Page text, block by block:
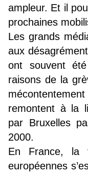
ampleur. Et il
prochaines
Les grands
aux
ont souvent
raisons de la
remontent à la
par Bruxelles
2000.
En France, la
européennes